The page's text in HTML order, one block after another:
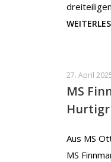
27. April
MS
Aus MS
MS